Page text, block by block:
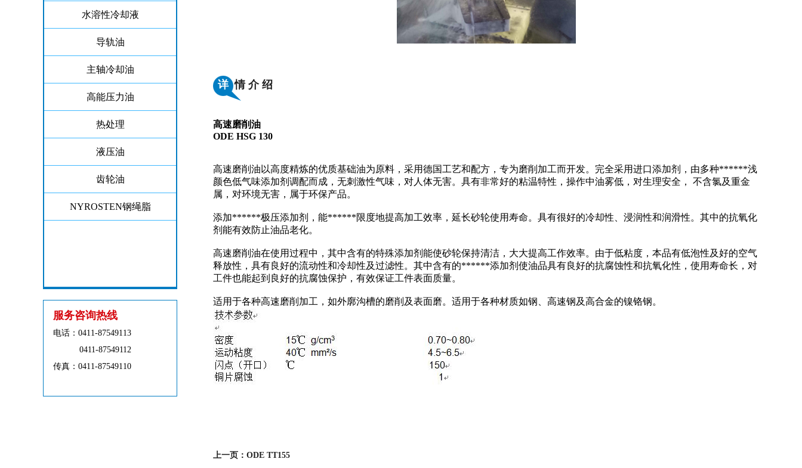
水溶性冷却液
导轨油
主轴冷却油
高能压力油
热处理
液压油
齿轮油
NYROSTEN钢绳脂
服务咨询热线
电话： 0411-87549113
0411-87549112
传真：0411-87549110
详情 介 绍
高速磨削油
ODE HSG 130
高速磨削油以高度精炼的优质基础油为原料，采用德国工艺和配方，专为磨削加工而开发。完全采用进口添加剂，由多种******浅
颜色低气味添加剂调配而成，无刺激性气味，对人体无害。具有非常好的粘温特性，操作中油雾低，对生理安全， 不含氯及重金
属，对环境无害，属于环保产品。
添加******极压添加剂，能******限度地提高加工效率，延长砂轮使用寿命。具有很好的冷却性、浸润性和润滑性。其中的抗氧化
剂能有效防止油品老化。
高速磨削油在使用过程中，其中含有的特殊添加剂能使砂轮保持清洁，大大提高工作效率。由于低粘度，本品有低泡性及好的空气
释放性，具有良好的流动性和冷却性及过滤性。其中含有的******添加剂使油品具有良好的抗腐蚀性和抗氧化性，使用寿命长，对
工件也能起到良好的抗腐蚀保护，有效保证工件表面质量。
适用于各种高速磨削加工，如外廓沟槽的磨削及表面磨。适用于各种材质如钢、高速钢及高合金的镍铬钢。
上一页：ODE TT155